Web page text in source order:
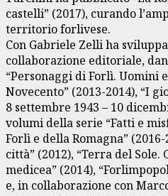
castelli” (2017), curando
territorio forlivese.
Con Gabriele Zelli ha
collaborazione editoriale,
“Personaggi di Forlì. Uomini
Novecento” (2013-2014), “I
8 settembre 1943 – 10
volumi della serie “Fatti e
Forlì e della Romagna”
città” (2012), “Terra del
medicea” (2014),
e, in collaborazione con